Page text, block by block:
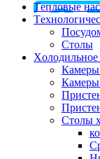
Tепловые
Столы
Xолодильное
Камеры
Камеры
Столы